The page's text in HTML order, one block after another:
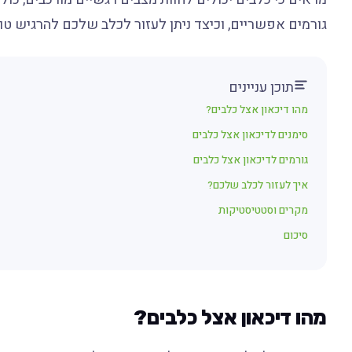
גורמים אפשריים, וכיצד ניתן לעזור לכלב שלכם להרגיש
תוכן עניינים
מהו דיכאון אצל כלבים?
סימנים לדיכאון אצל כלבים
גורמים לדיכאון אצל כלבים
איך לעזור לכלב שלכם?
מקרים וסטטיסטיקות
סיכום
מהו דיכאון אצל כלבים?